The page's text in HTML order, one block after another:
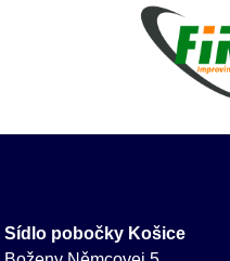
Sídlo pobočky Košice